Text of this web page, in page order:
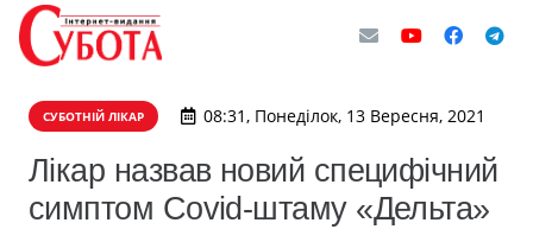
СУБОТНІЙ ЛІКАР 08:31, Понеділок, 13 Вересня, 2021
Лікар назвав новий специфічний
симптом Covid-штаму «Дельта»